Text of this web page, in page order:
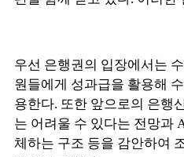
우선 은행권의 입장에서는
원들에게 성과급을 활용해
용한다. 또한 앞으로의 은행
는 어려울 수 있다는 전망과
체하는 구조 등을 감안하여